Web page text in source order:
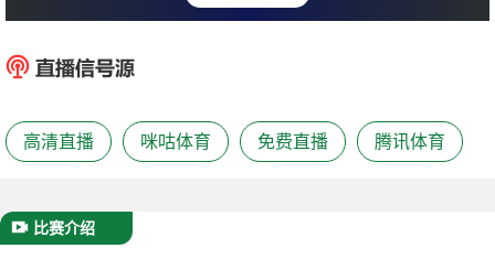
安托万 77 : 75 霍
高清直播 咪咕体育 免费直播 腾讯体育
比赛介绍